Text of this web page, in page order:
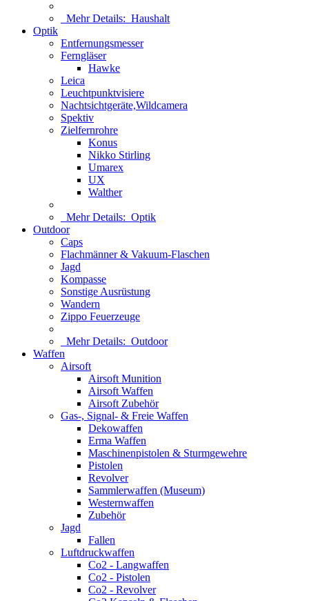
Mehr Details: Haushalt
Optik
Entfernungsmesser
Ferngläser
Hawke
Leica
Leuchtpunktvisiere
Nachtsichtgeräte,Wildcamera
Spektiv
Zielfernrohre
Konus
Nikko Stirling
Umarex
UX
Walther
Mehr Details: Optik
Outdoor
Caps
Flachmänner & Vakuum-Flaschen
Jagd
Kompasse
Sonstige Ausrüstung
Wandern
Zippo Feuerzeuge
Mehr Details: Outdoor
Waffen
Airsoft
Airsoft Munition
Airsoft Waffen
Airsoft Zubehör
Gas-, Signal- & Freie Waffen
Dekowaffen
Erma Waffen
Maschinenpistolen & Sturmgewehre
Pistolen
Revolver
Sammlerwaffen (Museum)
Westernwaffen
Zubehör
Jagd
Fallen
Luftdruckwaffen
Co2 - Langwaffen
Co2 - Pistolen
Co2 - Revolver